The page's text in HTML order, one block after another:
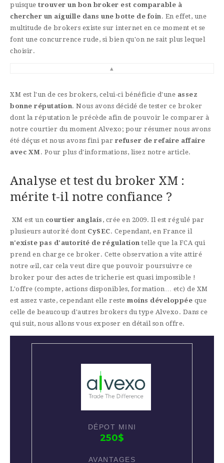
puisque trouver un bon broker est comparable à
chercher un aiguille dans une botte de foin . En effet, une
multitude de brokers existe sur internet en ce moment et se
font une concurrence rude, si bien qu'on ne sait plus lequel
choisir.
▴
XM est l'un de ces brokers, celui-ci bénéficie d'une assez
bonne réputation. Nous avons décidé de tester ce broker
dont la réputation le précède afin de pouvoir le comparer à
notre courtier du moment Alvexo; pour résumer nous avons
été déçus et nous avons fini par refuser de refaire affaire
avec XM. Pour plus d'informations, lisez notre article.
Analyse et test du broker XM :
mérite t-il notre confiance ?
XM est un courtier anglais , crée en 2009. Il est régulé par
plusieurs autorité dont CySEC. Cependant, en France il
n'existe pas d'autorité de régulationtelle que la FCA qui
prend en charge ce broker. Cette observation a vite attiré
notre œil, car cela veut dire que pouvoir poursuivre ce
broker pour des actes de tricherie est quasi impossible !
L'offre (compte, actions disponibles, formation… etc) de XM
est assez vaste, cependant elle reste moins développée que
celle de beaucoup d'autres brokers du type Alvexo. Dans ce
qui suit, nous allons vous exposer en détail son offre.
250$